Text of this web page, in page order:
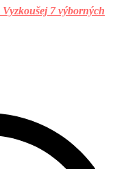
7 výborných